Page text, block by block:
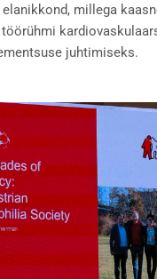
millega
juhtimiseks.